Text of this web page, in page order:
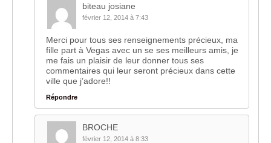
biteau josiane
février 12, 2014 à 7:43
Merci pour tous ses renseignements précieux, ma
fille part à Vegas avec un se ses meilleurs amis, je
me fais un plaisir de leur donner tous ses
commentaires qui leur seront précieux dans cette
ville que j’adore!!
Répondre
BROCHE
février 12, 2014 à 8:33